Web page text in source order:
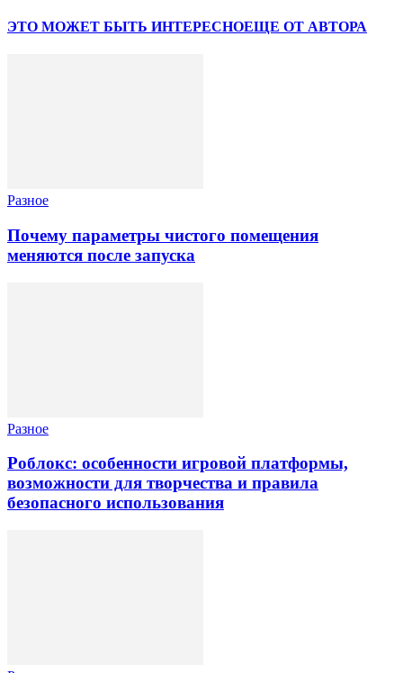
ЭТО МОЖЕТ БЫТЬ ИНТЕРЕСНОЕЩЕ ОТ АВТОРА
Разное
Почему параметры чистого помещения
меняются после запуска
Разное
Роблокс: особенности игровой платформы,
возможности для творчества и правила
безопасного использования